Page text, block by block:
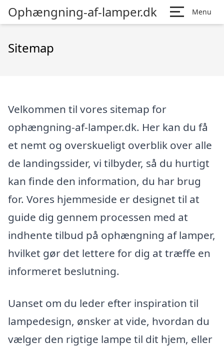
Ophængning-af-lamper.dk Menu
Sitemap
Velkommen til vores sitemap for
ophængning-af-lamper.dk. Her kan du få
et nemt og overskueligt overblik over alle
de landingssider, vi tilbyder, så du hurtigt
kan finde den information, du har brug
for. Vores hjemmeside er designet til at
guide dig gennem processen med at
indhente tilbud på ophængning af lamper,
hvilket gør det lettere for dig at træffe en
informeret beslutning.
Uanset om du leder efter inspiration til
lampedesign, ønsker at vide, hvordan du
vælger den rigtige lampe til dit hjem, eller